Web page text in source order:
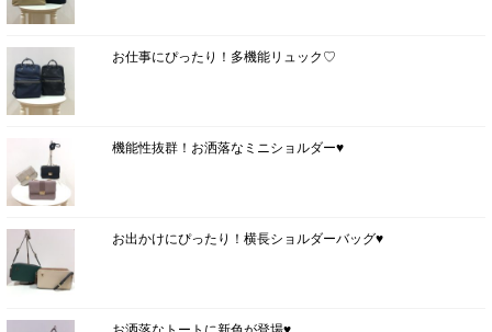
お仕事にぴったり！多機能リュック♡
機能性抜群！お洒落なミニショルダー♥
お出かけにぴったり！横長ショルダーバッグ♥